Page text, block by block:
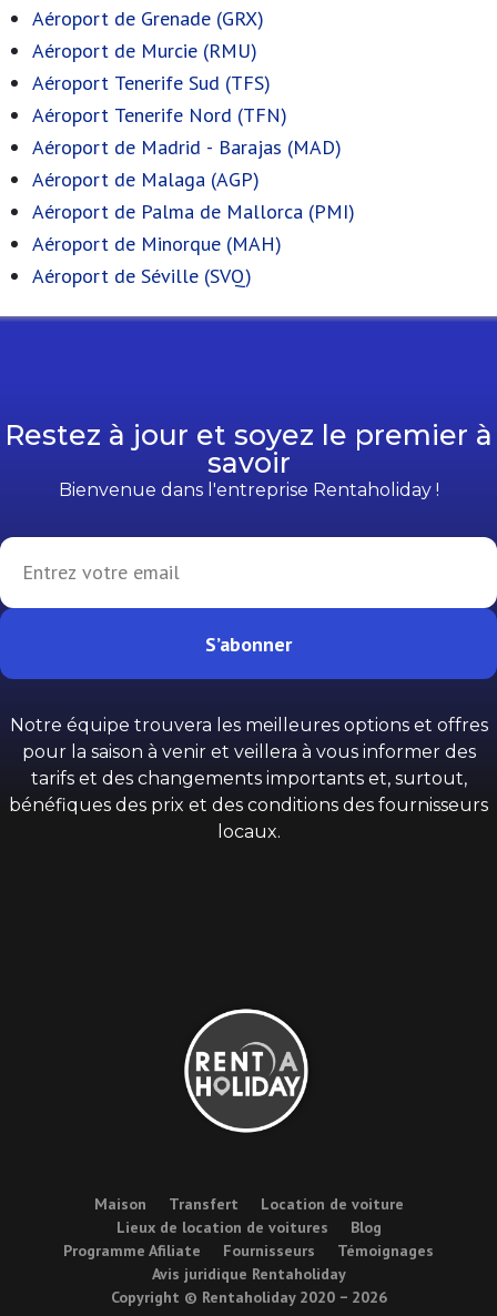
Aéroport de Grenade (GRX)
Aéroport de Murcie (RMU)
Aéroport Tenerife Sud (TFS)
Aéroport Tenerife Nord (TFN)
Aéroport de Madrid - Barajas (MAD)
Aéroport de Malaga (AGP)
Aéroport de Palma de Mallorca (PMI)
Aéroport de Minorque (MAH)
Aéroport de Séville (SVQ)
Restez à jour et soyez le premier à
savoir
Bienvenue dans l'entreprise Rentaholiday !
S’abonner
Notre équipe trouvera les meilleures options et offres
pour la saison à venir et veillera à vous informer des
tarifs et des changements importants et, surtout,
bénéfiques des prix et des conditions des fournisseurs
locaux.
Maison Transfert
Location de voiture
Lieux de location de voitures
Blog
Programme Afiliate
Fournisseurs
Témoignages
Avis juridique Rentaholiday
Copyright © Rentaholiday 2020 − 2026